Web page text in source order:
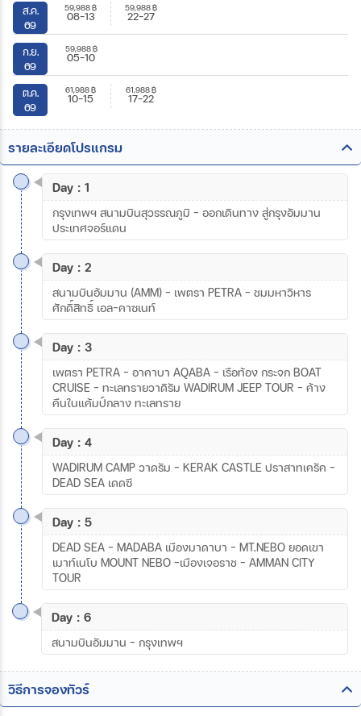
ส.ค.
69
59,988฿
08-13
59,988฿
22-27
ก.ย.
69
59,988฿
05-10
ต.ค.
69
61,988฿
10-15
61,988฿
17-22
รายละเอียดโปรแกรม
Day : 1
กรุงเทพฯ สนามบินสุวรรณภูมิ - ออกเดินทาง สู่กรุงอัมมาน
ประเทศจอร์แดน
Day : 2
สนามบินอ้มมาน (AMM) - เพตรา PETRA - ชมมหาวิหาร
ศักดิ์สิทธิ์ เอล-คาซเนท์
Day : 3
เพตรา PETRA - อาคาบา AQABA - เรือท้อง กระจก BOAT
CRUISE - ทะเลทรายวาดิรัม WADIRUM JEEP TOUR - ค้าง
คืนในแค้มป์กลาง ทะเลทราย
Day : 4
WADIRUM CAMP วาดรัม - KERAK CASTLE ปราสาทเครัค -
DEAD SEA เดดซี
Day : 5
DEAD SEA - MADABA เมืองมาดาบา - MT.NEBO ยอดเขา
เมาท์เนโบ MOUNT NEBO -เมืองเจอราช - AMMAN CITY
TOUR
Day : 6
สนามบินอัมมาน - กรุงเทพฯ
วิธีการจองทัวร์